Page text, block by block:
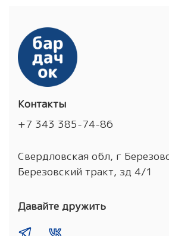
Контакты
+7 343 385-74-86
Свердловская обл, г
Березовский тракт, зд 4/1
Давайте дружить